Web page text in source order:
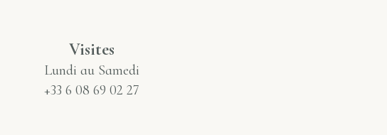
Visites
Lundi au Samedi
+33 6 08 69 02 27